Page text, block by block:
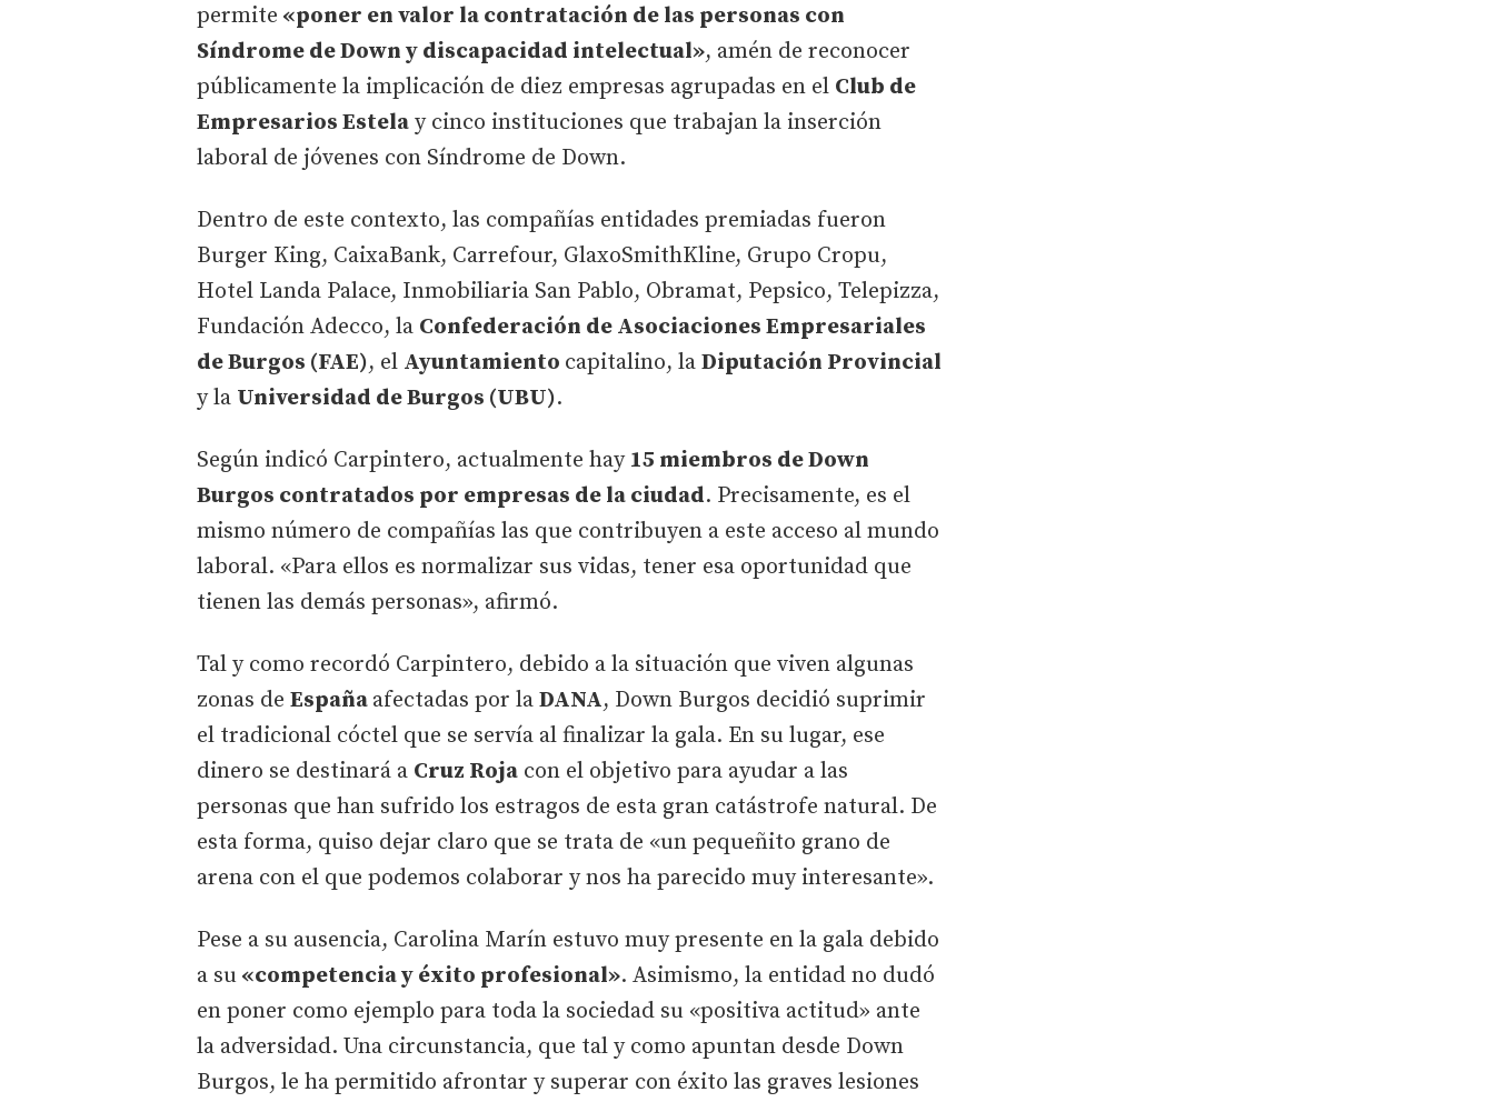
permite «poner en valor la contratación de las personas con
Síndrome de Down y discapacidad intelectual», amén de reconocer
públicamente la implicación de diez empresas agrupadas en el Club de
Empresarios Estela y cinco instituciones que trabajan la inserción
laboral de jóvenes con Síndrome de Down.
Dentro de este contexto, las compañías entidades premiadas fueron
Burger King, CaixaBank, Carrefour, GlaxoSmithKline, Grupo Cropu,
Hotel Landa Palace, Inmobiliaria San Pablo, Obramat, Pepsico, Telepizza,
Fundación Adecco, la Confederación de Asociaciones Empresariales
de Burgos (FAE), el Ayuntamiento capitalino, la Diputación Provincial
y la Universidad de Burgos (UBU).
Según indicó Carpintero, actualmente hay 15 miembros de Down
Burgos contratados por empresas de la ciudad. Precisamente, es el
mismo número de compañías las que contribuyen a este acceso al mundo
laboral. «Para ellos es normalizar sus vidas, tener esa oportunidad que
tienen las demás personas», afirmó.
Tal y como recordó Carpintero, debido a la situación que viven algunas
zonas de Españaafectadas por la DANA, Down Burgos decidió suprimir
el tradicional cóctel que se servía al finalizar la gala. En su lugar, ese
dinero se destinará a Cruz Roja con el objetivo para ayudar a las
personas que han sufrido los estragos de esta gran catástrofe natural. De
esta forma, quiso dejar claro que se trata de «un pequeñito grano de
arena con el que podemos colaborar y nos ha parecido muy interesante».
Pese a su ausencia, Carolina Marín estuvo muy presente en la gala debido
a su «competencia y éxito profesional». Asimismo, la entidad no dudó
en poner como ejemplo para toda la sociedad su «positiva actitud» ante
la adversidad. Una circunstancia, que tal y como apuntan desde Down
Burgos, le ha permitido afrontar y superar con éxito las graves lesiones